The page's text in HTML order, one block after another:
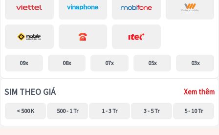
09x 08x 07x 05x 03x
SIM THEO GIÁ Xem thêm
< 500 K 500 - 1 Tr 1 - 3 Tr 3 - 5 Tr 5 - 10 Tr